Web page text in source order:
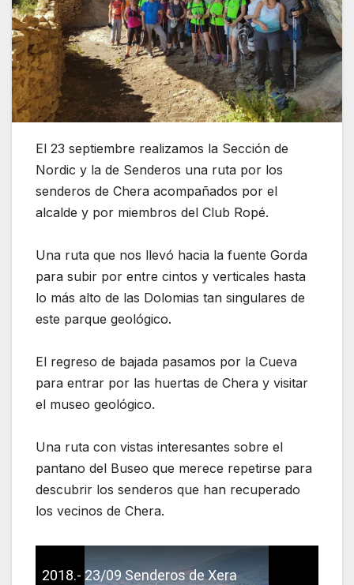
El 23 septiembre realizamos la Sección de
Nordic y la de Senderos una ruta por los
senderos de Chera acompañados por el
alcalde y por miembros del Club Ropé.
Una ruta que nos llevó hacia la fuente Gorda
para subir por entre cintos y verticales hasta
lo más alto de las Dolomias tan singulares de
este parque geológico.
El regreso de bajada pasamos por la Cueva
para entrar por las huertas de Chera y visitar
el museo geológico.
Una ruta con vistas interesantes sobre el
pantano del Buseo que merece repetirse para
descubrir los senderos que han recuperado
los vecinos de Chera.
2018.- 23/09 Senderos de Xera